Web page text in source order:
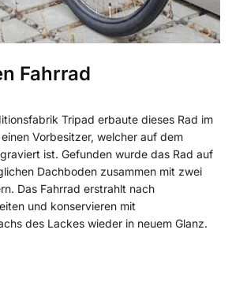
Fahrrad
Tripad erbaute dieses Rad im
Vorbesitzer, welcher auf dem
ist. Gefunden wurde das Rad auf
Dachboden zusammen mit zwei
Das Fahrrad erstrahlt nach
und konservieren mit
des Lackes wieder in neuem Glanz.